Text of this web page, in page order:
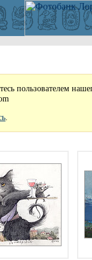
пользователем
.